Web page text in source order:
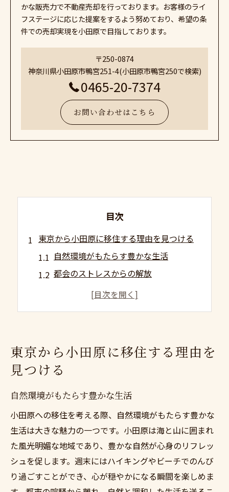
かな販売力で不動産売却を行っております。お客様のライ
フステージに応じた提案をするよう努めており、希望の条
件での売却実現を小田原で目指しております。
〒250-0874
神奈川県小田原市鴨宮251-4(小田原市鴨宮250で検索)
0465-20-7374
お問い合わせはこちら
目次
東京から小田原に移住する理由を見つける
自然環境がもたらす豊かな生活
都会のストレスからの解放
小田原の歴史と文化を楽しむ
小田原移住で理想のライフスタイルを描く
ライフスタイルのビジョンを明確にする
日常生活のシミュレーション
趣味や活動の選択肢を広げる
健康的な生活リズムの確立
家族と過ごす時間の充実
自然との共存を楽しむ
小田原の不動産市場を徹底調査する
東京から小田原に移住する理由を
見つける
自然環境がもたらす豊かな生活
小田原への移住を考える際、自然環境がもたらす豊かな
生活は大きな魅力の一つです。小田原は海と山に囲まれ
た風光明媚な地域であり、豊かな自然が心身のリフレッ
シュを促します。週末にはハイキングやビーチでのんび
り過ごすことができ、心が穏やかになる瞬間を楽しめま